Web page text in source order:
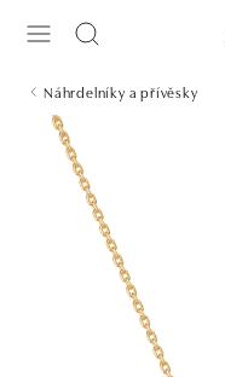
Náhrdelníky a přívěsky